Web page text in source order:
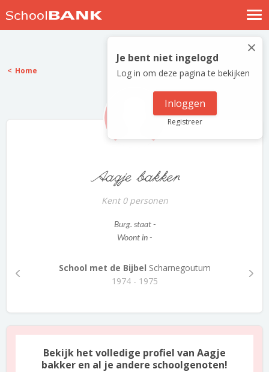
Nostalgische verhalen
Log in
Meld je gratis aan
×
Je bent niet ingelogd
Log in om deze pagina te bekijken
Inloggen
Registreer
Home
Aagje bakker
Kent 0 personen
Burg. staat -
Woont in -
School met de Bijbel Scharnegoutum
1974 - 1975
Bekijk het volledige profiel van Aagje
bakker en al je andere schoolgenoten!